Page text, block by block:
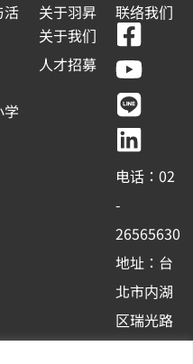
活
学
关于羽昇
关于我们
人才招募
联络我们
F
a
c
e
b
o
o
k
-
s
q
u
Y
o
u
t
u
b
e
L
i
n
e
L
i
n
k
e
d
i
n
电话：02
-
26565630
地址：台
北市内湖
区瑞光路